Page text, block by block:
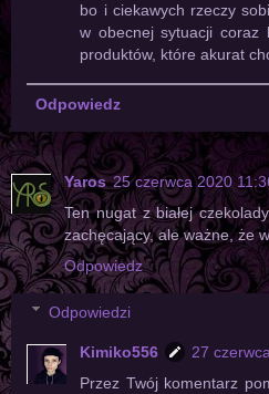
bo i ciekawych rzeczy
w obecnej sytuacji coraz
produktów, które akurat
Odpowiedz
Yaros 25 czerwca 2020
Ten nugat z białej
zachęcający, ale ważne, że
Odpowiedz
Odpowiedzi
Kimiko556
27
Przez Twój komentarz